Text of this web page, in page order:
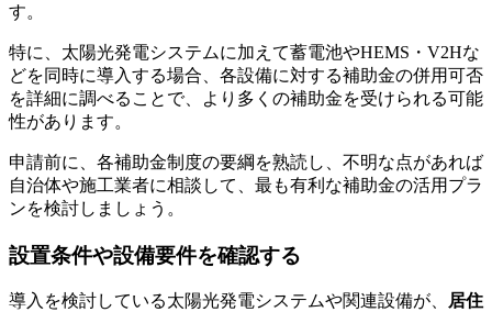
す。
特に、太陽光発電システムに加えて蓄電池やHEMS・V2Hな
どを同時に導入する場合、各設備に対する補助金の併用可否
を詳細に調べることで、より多くの補助金を受けられる可能
性があります。
申請前に、各補助金制度の要綱を熟読し、不明な点があれば
自治体や施工業者に相談して、最も有利な補助金の活用プラ
ンを検討しましょう。
設置条件や設備要件を確認する
導入を検討している太陽光発電システムや関連設備が、 居住